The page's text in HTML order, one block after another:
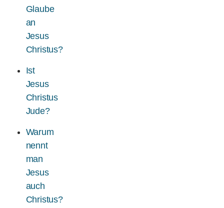
Glaube
an
Jesus
Christus?
Ist
Jesus
Christus
Jude?
Warum
nennt
man
Jesus
auch
Christus?